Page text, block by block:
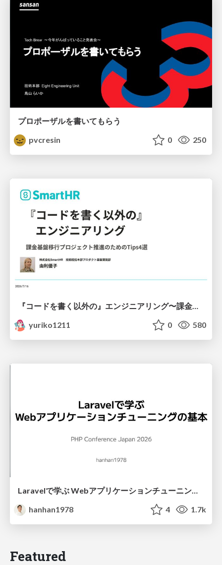
プロポーザルを書いてもらう
pvcresin
0 250
yuriko1211
0 580
Laravelで学ぶ Webアプリケーションチューニング入門/web_application_tuning_101
hanhan1978
4 1.7k
Featured